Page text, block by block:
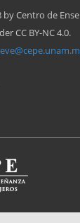
by Centro de
CC BY-NC 4.0.